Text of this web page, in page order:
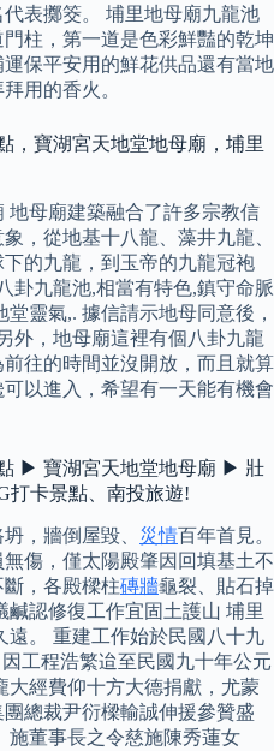
表擲筊。 埔里地母廟九龍池
柱，第一道是色彩鮮豔的乾坤
保平安用的鮮花供品還有當地
用的香火。
，寶湖宮天地堂地母廟，埔里
地母廟建築融合了許多宗教信
，從地基十八龍、藻井九龍、
的九龍，到玉帝的九龍冠袍
卦九龍池,相當有特色,鎮守命脈
靈氣,. 據信請示地母同意後，
外，地母廟這裡有個八卦九龍
往的時間並沒開放，而且就算
以進入，希望有一天能有機會
▶ 寶湖宮天地堂地母廟 ▶ 壯
打卡景點、南投旅遊!
，牆倒屋毀、 災情百年首見。
傷，僅太陽殿肇因回填基土不
，各殿樑柱磚牆龜裂、貼石掉
認修復工作宜固土護山 埔里
遠。 重建工作始於民國八十九
工程浩繁迨至民國九十年公元
大經費仰十方大德捐獻，尤蒙
總裁尹衍樑輸誠伸援參贊盛
施董事長之令慈施陳秀蓮女